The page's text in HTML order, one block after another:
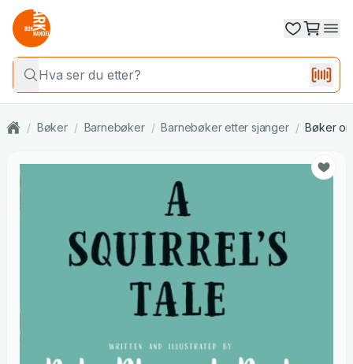
/ Bøker / Barnebøker / Barnebøker etter sjanger / Bøker